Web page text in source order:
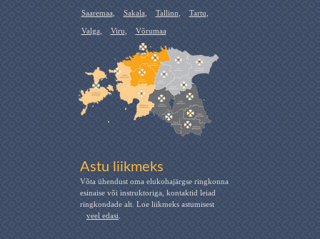
Saaremaa, Sakala, Tallinn, Tartu,
Valga, Viru, Võrumaa
Astu liikmeks
Võta ühendust oma elukohajärgse ringkonna
esinaise või instruktoriga, kontaktid leiad
ringkondade alt. Loe liikmeks astumisest
veel edasi.